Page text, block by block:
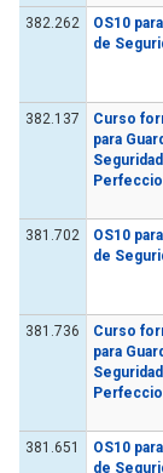
382.262
OS10
de
382.137
Curso
para
381.702
OS10
de
381.736
Curso
para
381.651
OS10
de